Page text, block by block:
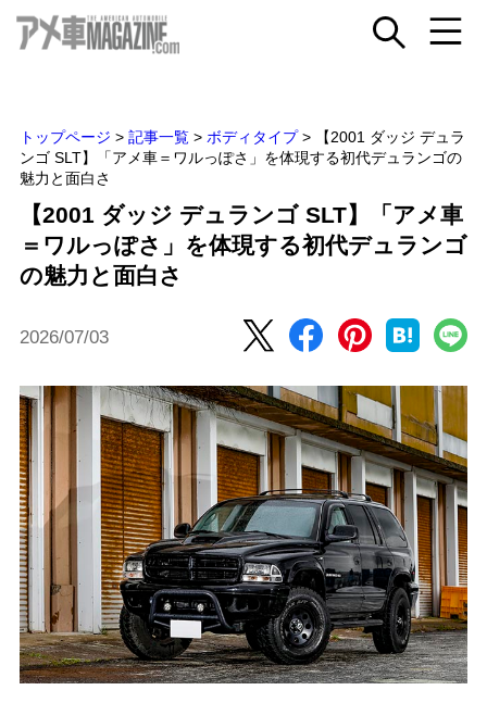
トップページ > 記事一覧 > ボディタイプ >
【2001 ダッジ デュラ
ンゴ SLT】「アメ車＝ワルっぽさ」を体現する初代デュランゴの
魅力と面白さ
【2001 ダッジ デュランゴ SLT】「アメ車
＝ワルっぽさ」を体現する初代デュランゴ
の魅力と面白さ
2026/07/03